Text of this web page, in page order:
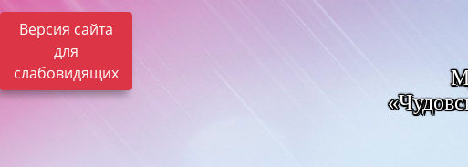
Версия сайта
для
слабовидящих